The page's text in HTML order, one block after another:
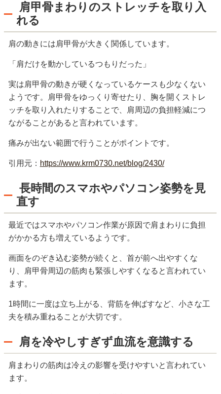
肩甲骨まわりのストレッチを取り入
れる
肩の動きには肩甲骨が大きく関係しています。
「肩だけを動かしているつもりだった」
実は肩甲骨の動きが硬くなっているケースも少なくない
ようです。肩甲骨をゆっくり寄せたり、胸を開くストレ
ッチを取り入れたりすることで、肩周辺の負担軽減につ
ながることがあると言われています。
痛みが出ない範囲で行うことがポイントです。
引用元： https://www.krm0730.net/blog/2430/
長時間のスマホやパソコン姿勢を見
直す
最近ではスマホやパソコン作業が原因で肩まわりに負担
がかかる方も増えているようです。
画面をのぞき込む姿勢が続くと、首が前へ出やすくな
り、肩甲骨周辺の筋肉も緊張しやすくなると言われてい
ます。
1時間に一度は立ち上がる、背筋を伸ばすなど、小さな工
夫を積み重ねることが大切です。
肩を冷やしすぎず血流を意識する
肩まわりの筋肉は冷えの影響を受けやすいと言われてい
ます。